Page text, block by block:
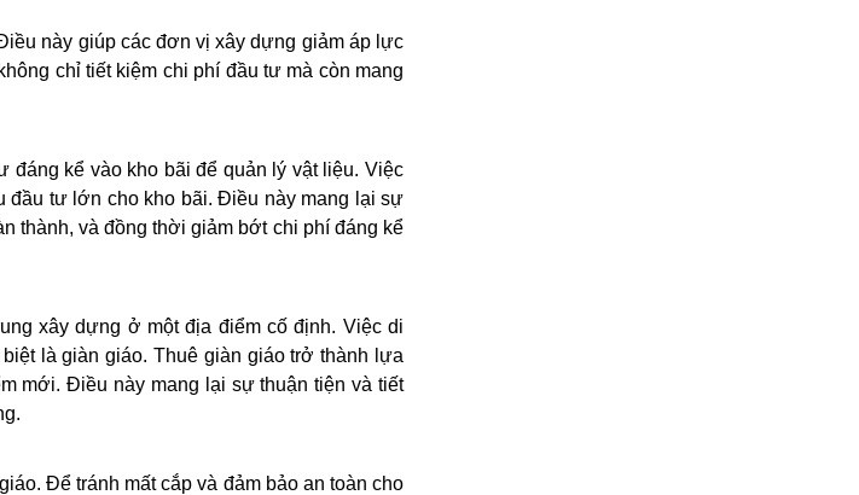
này giúp các đơn vị xây dựng giảm áp lực
chỉ tiết kiệm chi phí đầu tư mà còn mang
kể vào kho bãi để quản lý vật liệu. Việc
đầu tư lớn cho kho bãi. Điều này mang lại sự
thành, và đồng thời giảm bớt chi phí đáng kể
xây dựng ở một địa điểm cố định. Việc di
là giàn giáo. Thuê giàn giáo trở thành lựa
mới. Điều này mang lại sự thuận tiện và tiết
Để tránh mất cắp và đảm bảo an toàn cho